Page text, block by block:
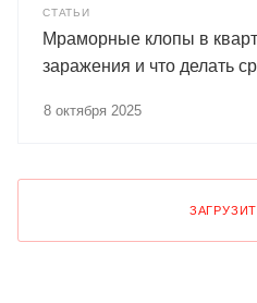
СТАТЬИ
Мраморные клопы в
заражения и что делать
8 октября 2025